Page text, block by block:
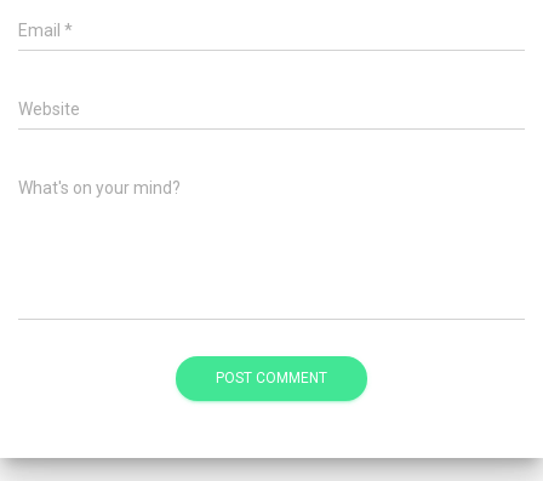
Email *
Website
What's on your mind?